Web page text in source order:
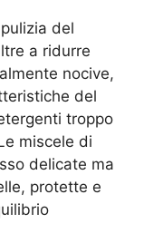
del
a ridurre
nocive,
del
troppo
miscele di
delicate ma
protette e